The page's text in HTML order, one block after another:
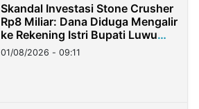
Skandal Investasi Stone Crusher
Rp8 Miliar: Dana Diduga Mengalir
ke Rekening Istri Bupati Luwu
Timur
01/08/2026 - 09:11